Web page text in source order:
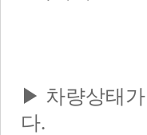
▶ 차량상태
다.